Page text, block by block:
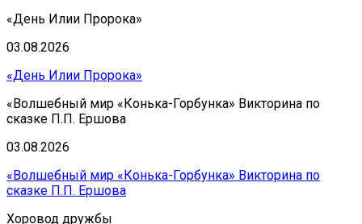
«День Илии Пророка»
03.08.2026
«День Илии Пророка»
«Волшебный мир «Конька-Горбунка» Викторина по
сказке П.П. Ершова
03.08.2026
«Волшебный мир «Конька-Горбунка» Викторина по
сказке П.П. Ершова
Хоровод дружбы